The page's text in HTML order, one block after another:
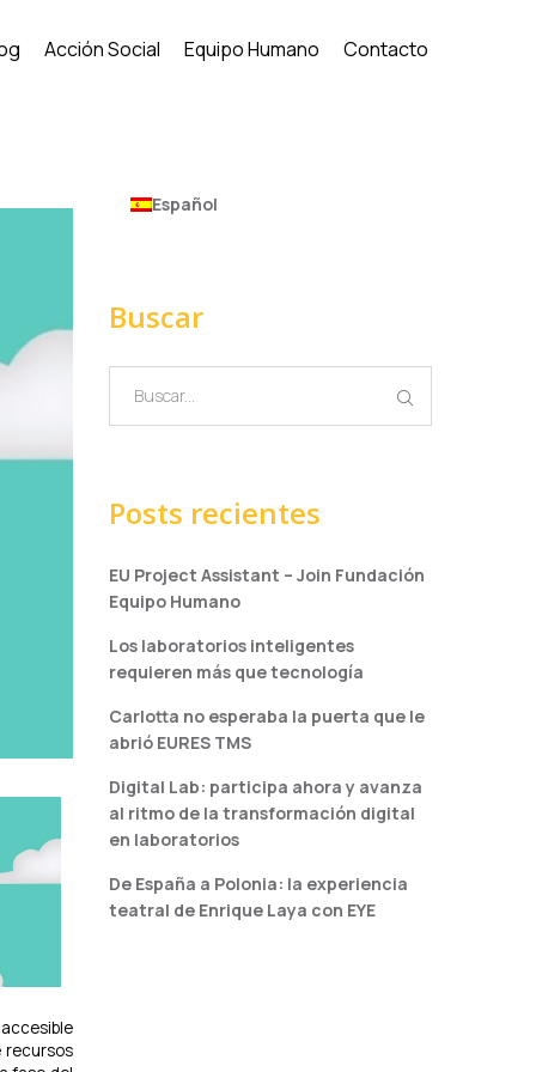
Acción Social Equipo Humano Contacto
recursos
Español
Buscar
Posts recientes
EU Project Assistant – Join Fundación
Equipo Humano
Los laboratorios inteligentes
requieren más que tecnología
Carlotta no esperaba la puerta que le
abrió EURES TMS
Digital Lab: participa ahora y avanza
al ritmo de la transformación digital
en laboratorios
De España a Polonia: la experiencia
teatral de Enrique Laya con EYE